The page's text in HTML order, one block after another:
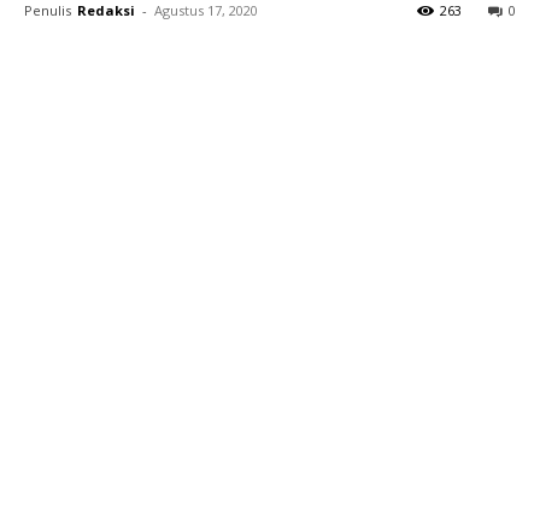
Penulis Redaksi - Agustus 17, 2020 0
263